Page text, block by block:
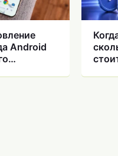
Android